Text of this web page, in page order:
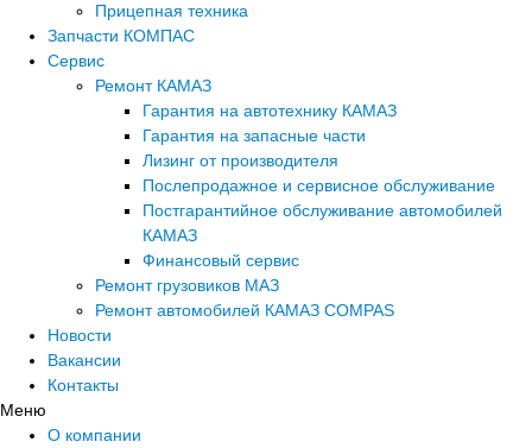
Прицепная техника
Запчасти КОМПАС
Сервис
Ремонт КАМАЗ
Гарантия на автотехнику КАМАЗ
Гарантия на запасные части
Лизинг от производителя
Послепродажное и сервисное обслуживание
Постгарантийное обслуживание автомобилей
КАМАЗ
Финансовый сервис
Ремонт грузовиков МАЗ
Ремонт автомобилей КАМАЗ COMPAS
Новости
Вакансии
Контакты
Меню
О компании